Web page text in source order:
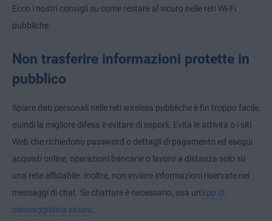
Ecco i nostri consigli su come restare al sicuro nelle reti Wi-Fi
pubbliche.
Non trasferire informazioni protette in
pubblico
Spiare dati personali nelle reti wireless pubbliche è fin troppo facile,
quindi la migliore difesa è evitare di esporli. Evita le attività o i siti
Web che richiedono password o dettagli di pagamento ed esegui
acquisti online, operazioni bancarie o lavoro a distanza solo su
una rete affidabile. Inoltre, non inviare informazioni riservate nei
messaggi di chat. Se chattare è necessario, usa un'app di
messaggistica sicura.